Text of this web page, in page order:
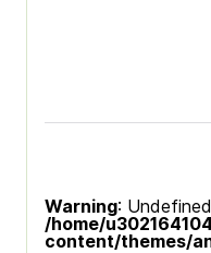
Warning:
/home/
content/themes/